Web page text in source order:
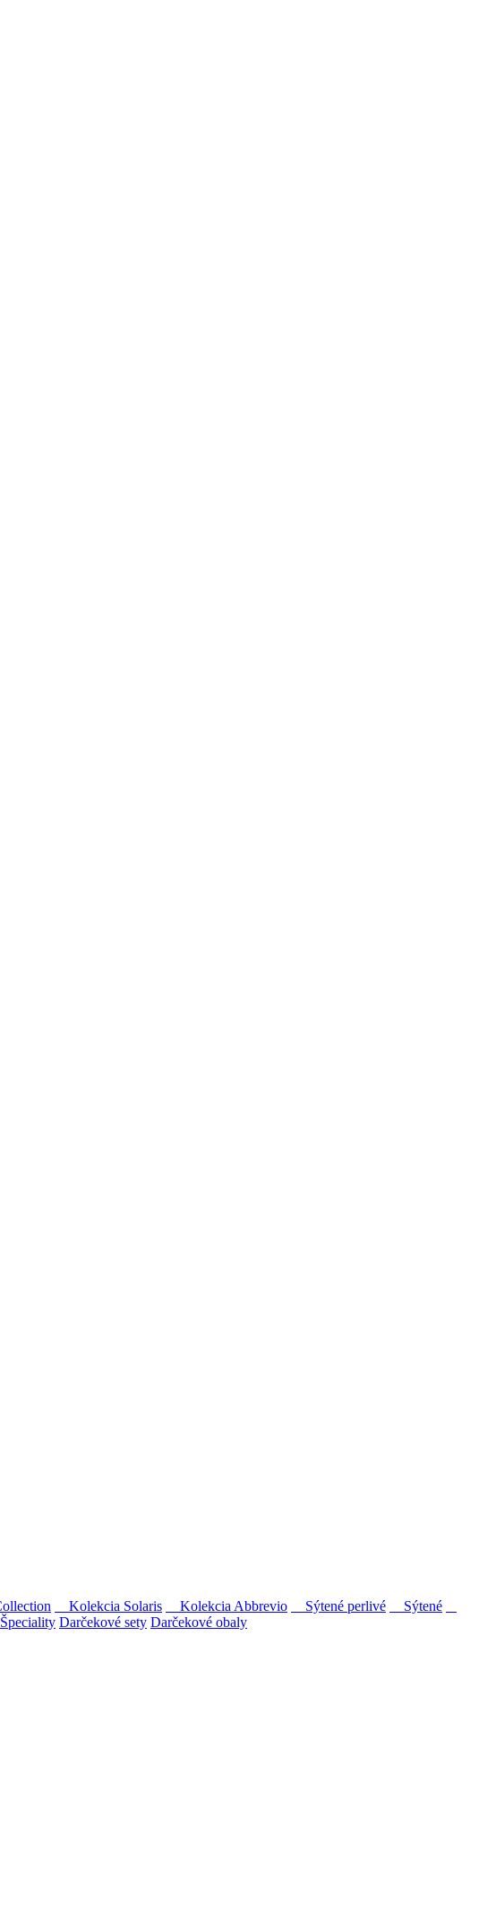
Kolekcia Solaris Kolekcia Abbrevio Sýtené perlivé
Sýtené
Špeciality Darčekové sety Darčekové obaly
Furmint, Lipovina a Muškát žltý reduktívnou technológiou. Hrozno spracúvame